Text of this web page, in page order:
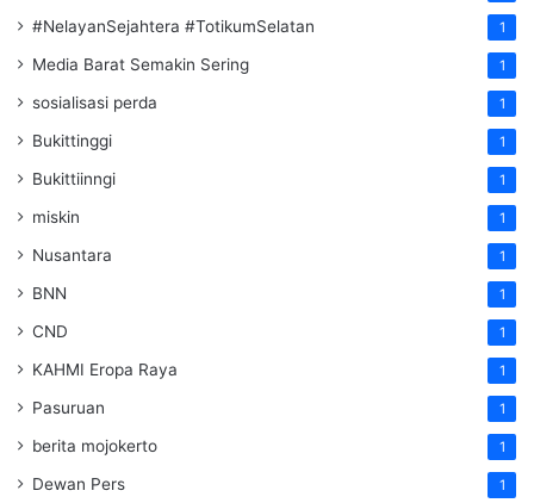
#NelayanSejahtera #TotikumSelatan 1
Media Barat Semakin Sering 1
sosialisasi perda 1
Bukittinggi 1
Bukittiinngi 1
miskin 1
Nusantara 1
BNN 1
CND 1
KAHMI Eropa Raya 1
Pasuruan 1
berita mojokerto 1
Dewan Pers 1